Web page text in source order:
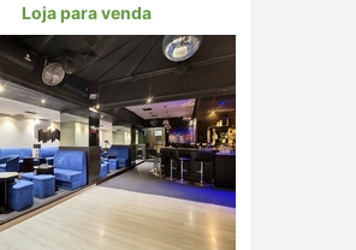
Loja para venda